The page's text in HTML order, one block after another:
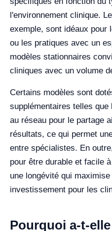
l'environnement clinique.
exemple, sont idéaux pour
ou les pratiques avec un
modèles stationnaires
cliniques avec un volume
Certains modèles sont
supplémentaires telles
au réseau pour le partage
résultats, ce qui permet
entre spécialistes. En
pour être durable et facile
une longévité qui
investissement pour les
Pourquoi a-t-